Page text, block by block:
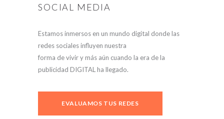
SOCIAL MEDIA
Estamos inmersos en un mundo digital donde las
redes sociales influyen nuestra
forma de vivir y más aún cuando la era de la
publicidad DIGITAL ha llegado.
EVALUAMOS TUS REDES